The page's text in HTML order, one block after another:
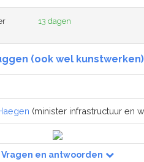
13 dagen
(ook wel
(minister infrastructuur en
Vragen en antwoorden